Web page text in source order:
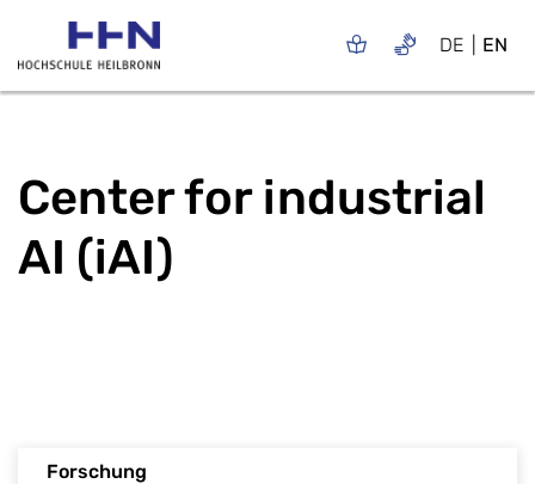
DE EN
Center for industrial
AI (iAI)
Forschung